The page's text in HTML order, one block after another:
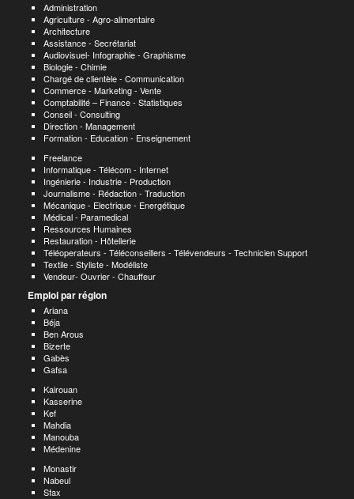
Administration
Agriculture - Agro-alimentaire
Architecture
Assistance - Secrétariat
Audiovisuel- Infographie - Graphisme
Biologie - Chimie
Chargé de clientèle - Communication
Commerce - Marketing - Vente
Comptabilité – Finance - Statistiques
Conseil - Consulting
Direction - Management
Formation - Education - Enseignement
Freelance
Informatique - Télécom - Internet
Ingénierie - Industrie - Production
Journalisme - Rédaction - Traduction
Mécanique - Electrique - Energétique
Médical - Paramedical
Ressources Humaines
Restauration - Hôtellerie
Téléoperateurs - Téléconseillers - Télévendeurs - Technicien Support
Textile - Styliste - Modéliste
Vendeur- Ouvrier - Chauffeur
Emploi par région
Ariana
Béja
Ben Arous
Bizerte
Gabès
Gafsa
Kairouan
Kasserine
Kef
Mahdia
Manouba
Médenine
Monastir
Nabeul
Sfax